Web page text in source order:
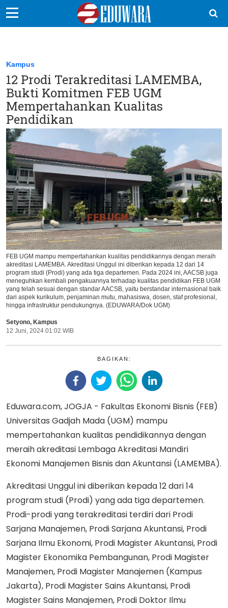
Sekolah Kita
Vokasi
Kampus
Idea
Sains
EduDana
Ikuti Kami di:
Kampus
12 Prodi Terakreditasi LAMEMBA,
Bukti Komitmen FEB UGM
Mempertahankan Kualitas
Pendidikan
FEB UGM mampu mempertahankan kualitas pendidikannya dengan meraih
akreditasi LAMEMBA. Akreditasi Unggul ini diberikan kepada 12 dari 14
program studi (Prodi) yang ada tiga departemen. Pada 2024 ini, AACSB juga
meneguhkan kembali pengakuannya terhadap kualitas pendidikan FEB UGM
yang telah sesuai dengan standar AACSB, yaitu berstandar internasional baik
dari aspek kurikulum, penjaminan mutu, mahasiswa, dosen, staf profesional,
hingga infrastruktur pendukungnya. (EDUWARA/Dok UGM)
Setyono, Kampus
12 Juni, 2024 01:02 WIB
BAGIKAN:
Eduwara.com, JOGJA - Fakultas Ekonomi Bisnis (FEB)
Universitas Gadjah Mada (UGM) mampu
mempertahankan kualitas pendidikannya dengan
meraih akreditasi Lembaga Akreditasi Mandiri
Ekonomi Manajemen Bisnis dan Akuntansi (LAMEMBA).
Akreditasi Unggul ini diberikan kepada 12 dari 14
program studi (Prodi) yang ada tiga departemen.
Prodi-prodi yang terakreditasi terdiri dari Prodi
Sarjana Manajemen, Prodi Sarjana Akuntansi, Prodi
Sarjana Ilmu Ekonomi, Prodi Magister Akuntansi, Prodi
Magister Ekonomika Pembangunan, Prodi Magister
Manajemen, Prodi Magister Manajemen (Kampus
Jakarta), Prodi Magister Sains Akuntansi, Prodi
Magister Sains Manajemen, Prodi Doktor Ilmu